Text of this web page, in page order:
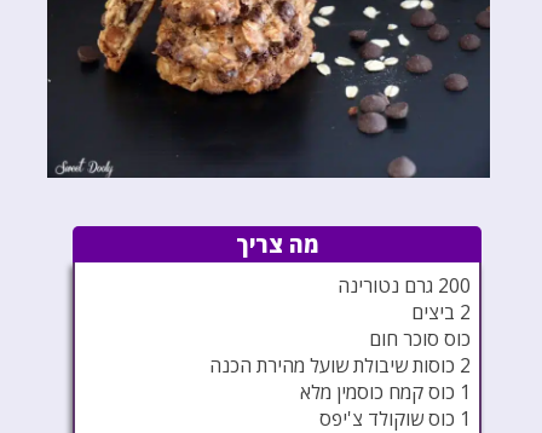
מה צריך
200 גרם נטורינה
2 ביצים
כוס סוכר חום
2 כוסות שיבולת שועל מהירת הכנה
1 כוס קמח כוסמין מלא
1 כוס שוקולד צ'יפס